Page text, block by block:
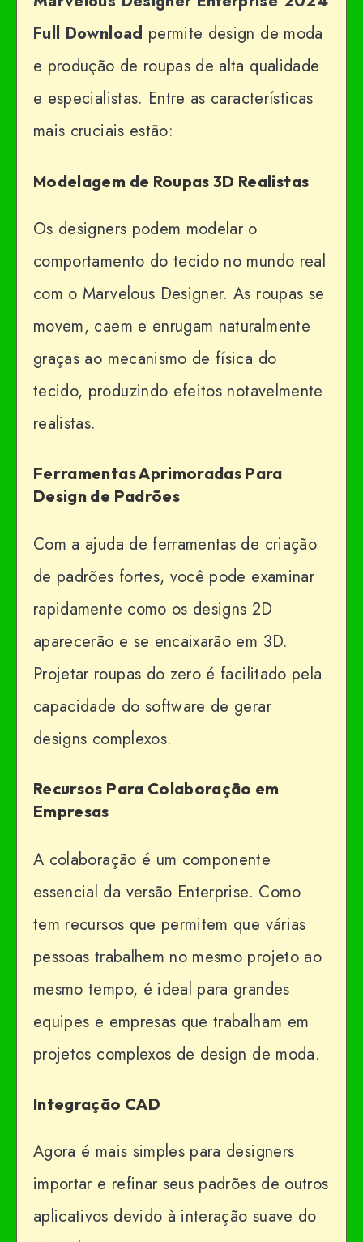
Full Download permite design de moda
e produção de roupas de alta qualidade
e especialistas. Entre as características
mais cruciais estão:
Modelagem de Roupas 3D Realistas
Os designers podem modelar o
comportamento do tecido no mundo real
com o Marvelous Designer. As roupas se
movem, caem e enrugam naturalmente
graças ao mecanismo de física do
tecido, produzindo efeitos notavelmente
realistas.
Ferramentas Aprimoradas Para
Design de Padrões
Com a ajuda de ferramentas de criação
de padrões fortes, você pode examinar
rapidamente como os designs 2D
aparecerão e se encaixarão em 3D.
Projetar roupas do zero é facilitado pela
capacidade do software de gerar
designs complexos.
Recursos Para Colaboração em
Empresas
A colaboração é um componente
essencial da versão Enterprise. Como
tem recursos que permitem que várias
pessoas trabalhem no mesmo projeto ao
mesmo tempo, é ideal para grandes
equipes e empresas que trabalham em
projetos complexos de design de moda.
Integração CAD
Agora é mais simples para designers
importar e refinar seus padrões de outros
aplicativos devido à interação suave do